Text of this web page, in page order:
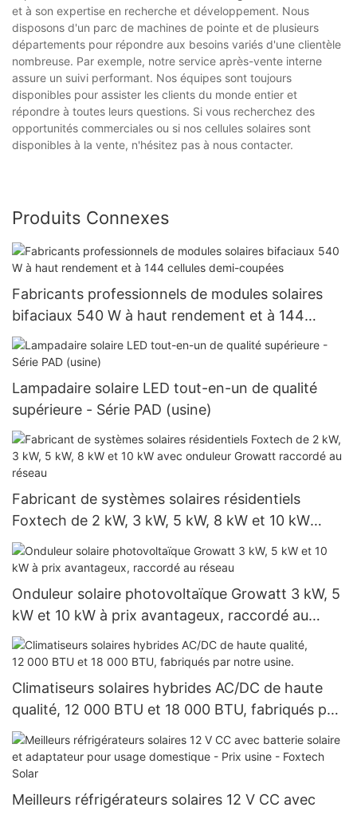
et à son expertise en recherche et développement. Nous
disposons d'un parc de machines de pointe et de plusieurs
départements pour répondre aux besoins variés d'une clientèle
nombreuse. Par exemple, notre service après-vente interne
assure un suivi performant. Nos équipes sont toujours
disponibles pour assister les clients du monde entier et
répondre à toutes leurs questions. Si vous recherchez des
opportunités commerciales ou si nos cellules solaires sont
disponibles à la vente, n'hésitez pas à nous contacter.
Produits Connexes
Fabricants professionnels de modules solaires
bifaciaux 540 W à haut rendement et à 144
cellules demi-coupées
Lampadaire solaire LED tout-en-un de qualité
supérieure - Série PAD (usine)
Fabricant de systèmes solaires résidentiels
Foxtech de 2 kW, 3 kW, 5 kW, 8 kW et 10 kW
avec onduleur Growatt raccordé au réseau
Onduleur solaire photovoltaïque Growatt 3 kW, 5
kW et 10 kW à prix avantageux, raccordé au
réseau
Climatiseurs solaires hybrides AC/DC de haute
qualité, 12 000 BTU et 18 000 BTU, fabriqués par
notre usine.
Meilleurs réfrigérateurs solaires 12 V CC avec